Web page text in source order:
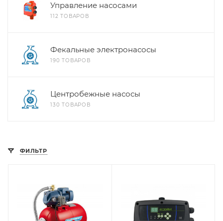
Управление насосами
112 ТОВАРОВ
Фекальные электронасосы
190 ТОВАРОВ
Центробежные насосы
130 ТОВАРОВ
ФИЛЬТР